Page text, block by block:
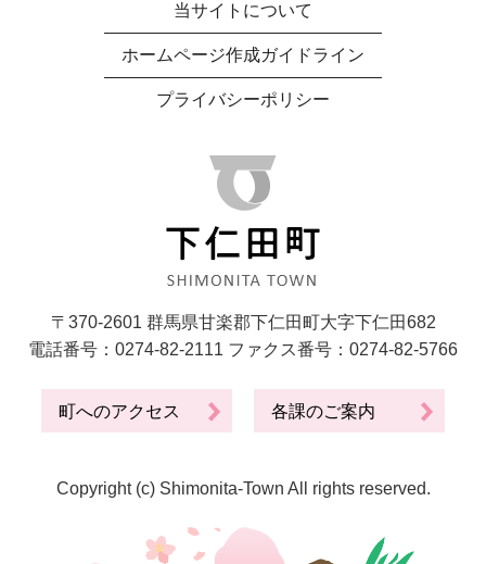
当サイトについて
ホームページ作成ガイドライン
プライバシーポリシー
〒370-2601 群馬県甘楽郡下仁田町大字下仁田682
電話番号：0274-82-2111 ファクス番号：0274-82-5766
町へのアクセス 各課のご案内
Copyright (c) Shimonita-Town All rights reserved.